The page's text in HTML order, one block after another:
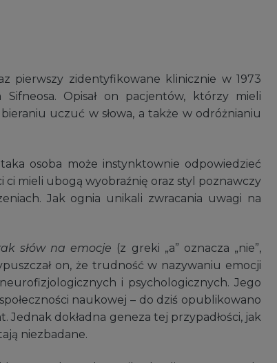
pierwszy zidentyfikowane klinicznie w 1973
Opisał on pacjentów, którzy mieli
uczuć w słowa, a także w odróżnianiu
osoba może instynktownie odpowiedzieć
ci mieli ubogą wyobraźnię oraz styl poznawczy
Jak ognia unikali zwracania uwagi na
słów na emocje (z greki „a” oznacza „nie”,
on, że trudność w nazywaniu emocji
i psychologicznych. Jego
naukowej – do dziś opublikowano
dokładna geneza tej przypadłości, jak
niezbadane.